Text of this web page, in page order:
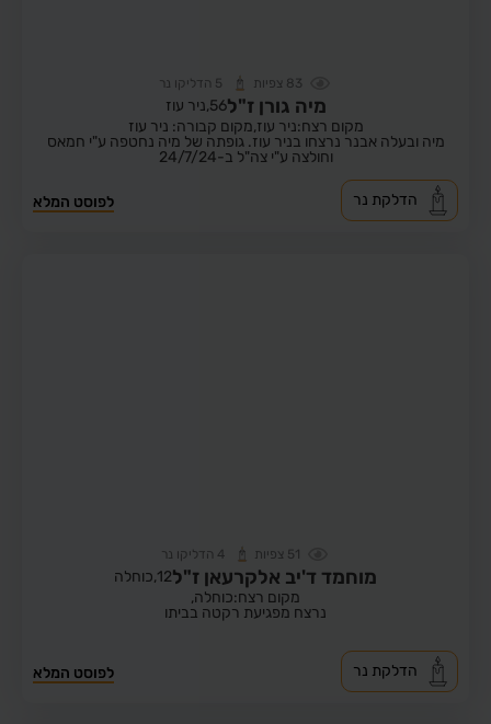
83 צפיות 5 הדליקו נר
מיה גורן ז"ל56, ניר עוז
מקום רצח:ניר עוז,מקום קבורה: ניר עוז
מיה ובעלה אבנר נרצחו בניר עוז. גופתה של מיה נחטפה ע"י חמאס
וחולצה ע"י צה"ל ב-24/7/24
לפוסט המלא הדלקת נר
51 צפיות 4 הדליקו נר
מוחמד ד'יב אלקרעאן ז"ל12, כוחלה
מקום רצח:כוחלה,
נרצח מפגיעת רקטה בביתו
לפוסט המלא הדלקת נר